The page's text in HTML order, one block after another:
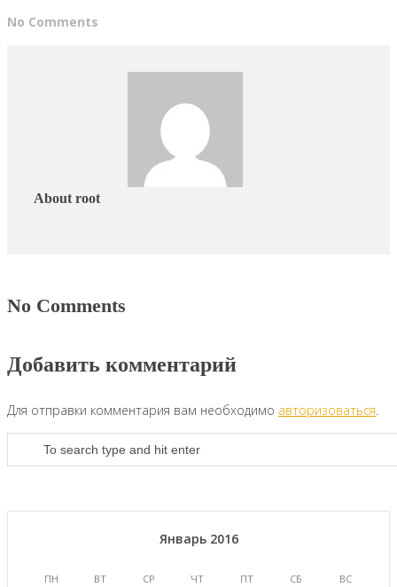
No Comments
About root
No Comments
Добавить комментарий
Для отправки комментария вам необходимо авторизоваться.
Январь 2016
ПН ВТ СР ЧТ ПТ СБ ВС